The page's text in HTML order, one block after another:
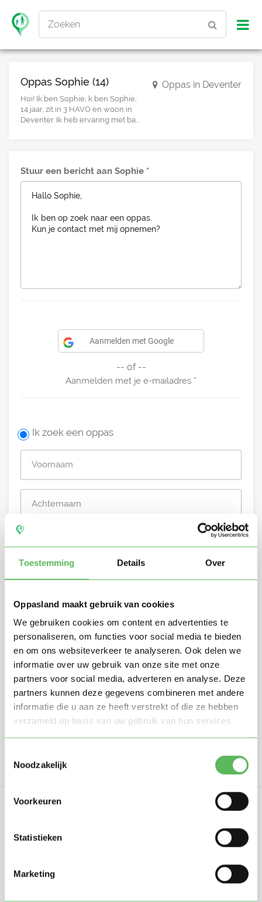
Toestemming Details Over
Oppasland maakt gebruik van cookies
We gebruiken cookies om content en advertenties te
personaliseren, om functies voor social media te bieden
en om ons websiteverkeer te analyseren. Ook delen we
informatie over uw gebruik van onze site met onze
partners voor social media, adverteren en analyse. Deze
partners kunnen deze gegevens combineren met andere
informatie die u aan ze heeft verstrekt of die ze hebben
verzameld op basis van uw gebruik van hun services.
Noodzakelijk
Voorkeuren
Statistieken
Marketing
Zoeken
Oppas Sophie (14)
Hoi! Ik ben Sophie, k ben Sophie,
14 jaar, zit in 3 HAVO en woon in
Deventer. Ik heb ervaring met ba...
Oppas in Deventer
Stuur een bericht aan Sophie
Aanmelden met Google
-- of --
Aanmelden met je e-mailadres
Ik zoek een oppas
Stuur mij nieuwe profielen in mijn omgeving per
e-mail
Door te registreren ga je akkoord met deAlgemene
voorwaardenvan Oppasland.
Gratis aanmelden
in 2017, bedoeld om ouders, oppassers en